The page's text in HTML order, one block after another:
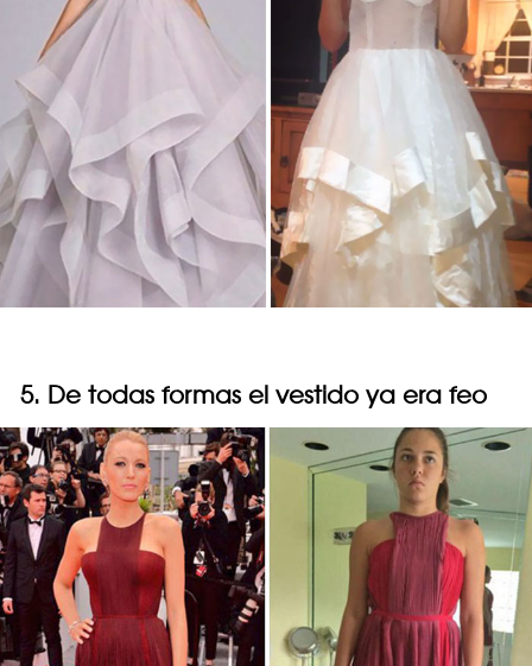
5. De todas formas el vestido ya era feo